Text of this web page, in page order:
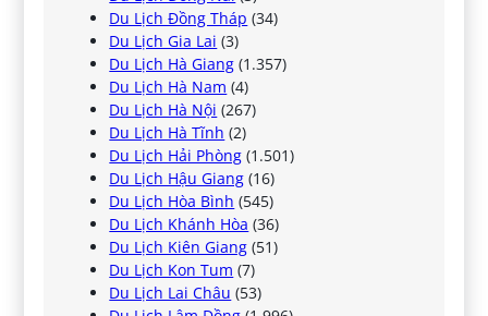
Du Lịch Đồng Tháp (34)
Du Lịch Gia Lai (3)
Du Lịch Hà Giang (1.357)
Du Lịch Hà Nam (4)
Du Lịch Hà Nội (267)
Du Lịch Hà Tĩnh (2)
Du Lịch Hải Phòng (1.501)
Du Lịch Hậu Giang (16)
Du Lịch Hòa Bình (545)
Du Lịch Khánh Hòa (36)
Du Lịch Kiên Giang (51)
Du Lịch Kon Tum (7)
Du Lịch Lai Châu (53)